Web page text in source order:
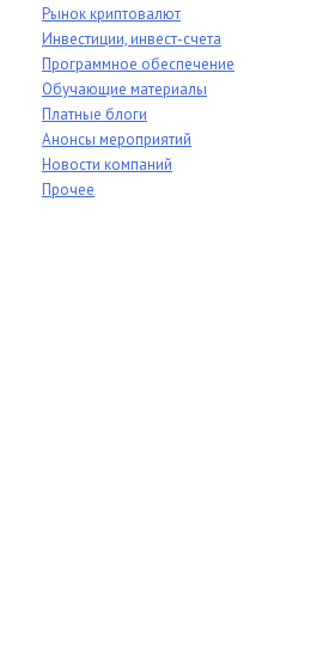
Рынок криптовалют
Инвестиции, инвест-счета
Программное обеспечение
Обучающие материалы
Платные блоги
Анонсы мероприятий
Новости компаний
Прочее